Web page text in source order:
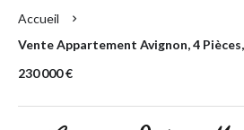
Accueil
Vente Appartement Avignon, 4 Pièces,
230 000 €